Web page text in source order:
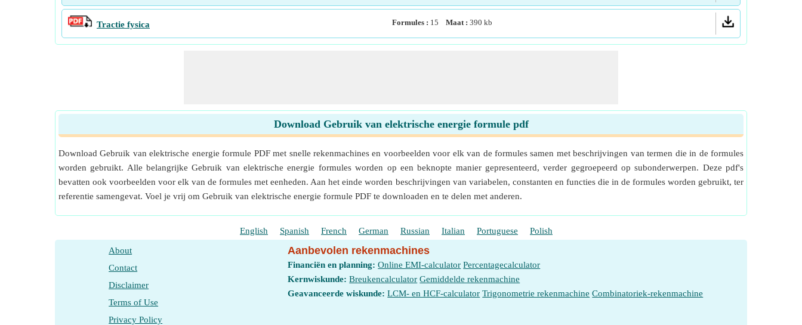
Tractie fysica Formules : 15 Maat : 390 kb
Download Gebruik van elektrische energie formule pdf
Download Gebruik van elektrische energie formule PDF met snelle rekenmachines en voorbeelden voor elk van de formules samen met beschrijvingen van termen die in de formules
worden gebruikt. Alle belangrijke Gebruik van elektrische energie formules worden op een beknopte manier gepresenteerd, verder gegroepeerd op subonderwerpen. Deze pdf's
bevatten ook voorbeelden voor elk van de formules met eenheden. Aan het einde worden beschrijvingen van variabelen, constanten en functies die in de formules worden gebruikt, ter
referentie samengevat. Voel je vrij om Gebruik van elektrische energie formule PDF te downloaden en te delen met anderen.
English Spanish French German Russian Italian Portuguese Polish
About
Contact
Disclaimer
Terms of Use
Privacy Policy
Aanbevolen rekenmachines
Financiën en planning: Online EMI-calculator Percentagecalculator
Kernwiskunde: Breukencalculator Gemiddelde rekenmachine
Geavanceerde wiskunde: LCM- en HCF-calculator Trigonometrie rekenmachine Combinatoriek-rekenmachine